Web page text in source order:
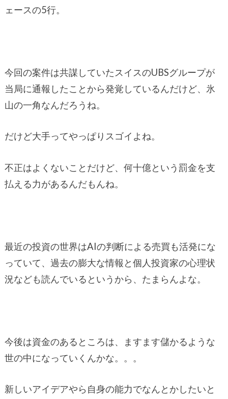
ェースの5行。
今回の案件は共謀していたスイスのUBSグループが
当局に通報したことから発覚しているんだけど、氷
山の一角なんだろうね。
だけど大手ってやっぱりスゴイよね。
不正はよくないことだけど、何十億という罰金を支
払える力があるんだもんね。
最近の投資の世界はAIの判断による売買も活発にな
っていて、過去の膨大な情報と個人投資家の心理状
況なども読んでいるというから、たまらんよな。
今後は資金のあるところは、ますます儲かるような
世の中になっていくんかな。。。
新しいアイデアやら自身の能力でなんとかしたいと